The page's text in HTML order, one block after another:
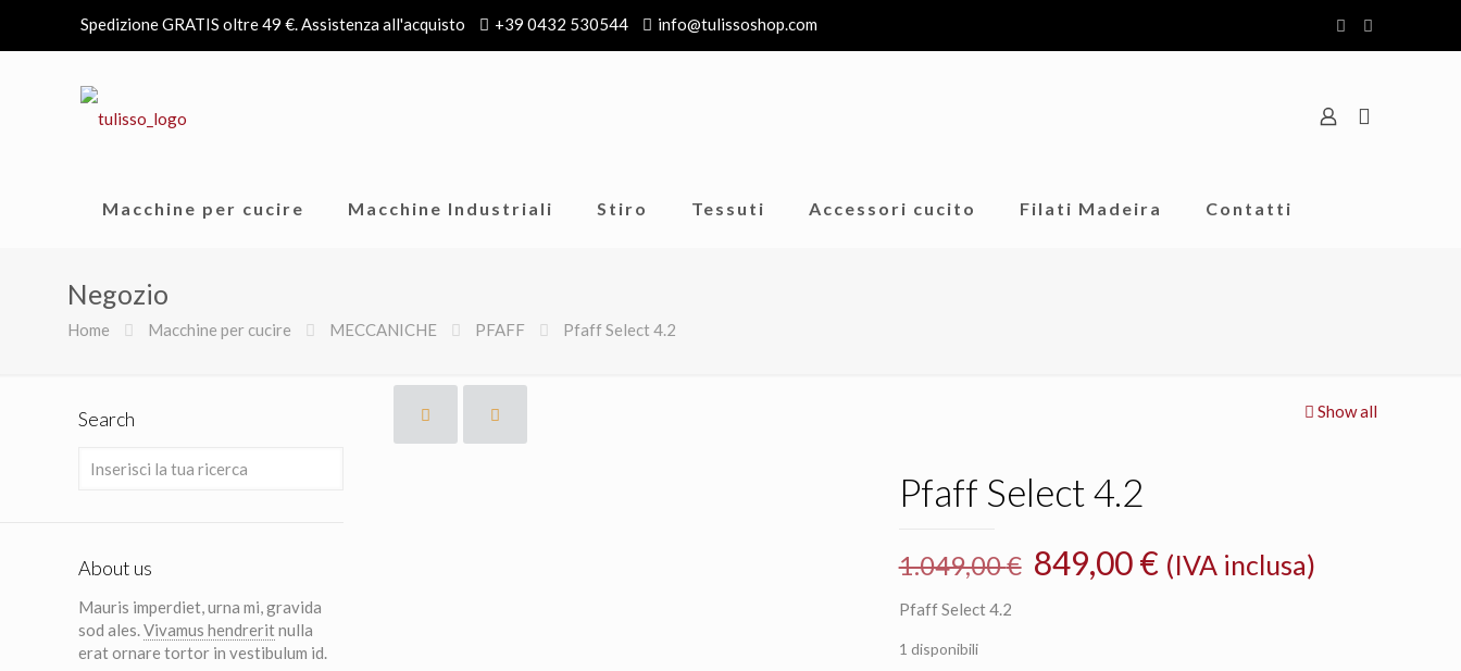
Spedizione GRATIS oltre 49 €. Assistenza all'acquisto +39 0432 530544 info@tulissoshop.com
Macchine per cucire Macchine Industriali Stiro Tessuti Accessori cucito Filati Madeira Contatti
Negozio
Home Macchine per cucire MECCANICHE PFAFF Pfaff Select 4.2
Show all
Pfaff Select 4.2
1.049,00€ Il
849,00€Il(IVA inclusa)
Pfaff Select 4.2
1 disponibili
Search
About us
Mauris imperdiet, urna mi, gravida
sod ales.Vivamus hendreritnulla
erat ornare tortor in vestibulum id.